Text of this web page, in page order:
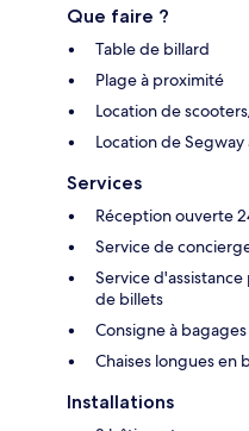
Que faire ?
Table de billard
Plage à proximité
Location de
Location de
Services
Réception ouverte
Service de
Service
de billets
Consigne à bagages
Chaises longues en
Installations